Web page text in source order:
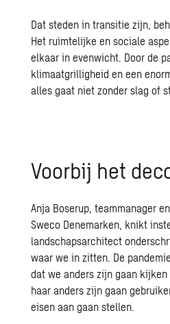
Dat steden in transitie zijn,
Het ruimtelijke en sociale
elkaar in evenwicht. Door de
klimaatgrilligheid en een
alles gaat niet zonder slag of
Voorbij het
Anja Boserup, teammanager
Sweco Denemarken, knikt
landschapsarchitect
waar we in zitten. De
dat we anders zijn gaan
haar anders zijn gaan
eisen aan gaan stellen.